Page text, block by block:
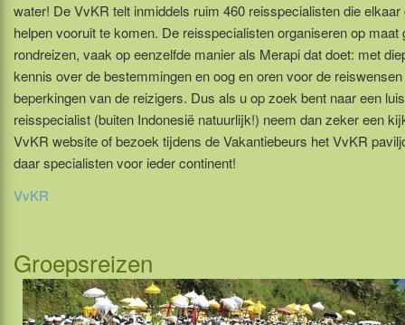
water! De VvKR telt inmiddels ruim 460 reisspecialisten die elkaar
helpen vooruit te komen. De reisspecialisten organiseren op maat
rondreizen, vaak op eenzelfde manier als Merapi dat doet: met
kennis over de bestemmingen en oog en oren voor de
beperkingen van de reizigers. Dus als u op zoek bent naar een
reisspecialist (buiten Indonesië natuurlijk!) neem dan zeker een
VvKR website of bezoek tijdens de Vakantiebeurs het VvKR
daar specialisten voor ieder continent!
VvKR
Groepsreizen